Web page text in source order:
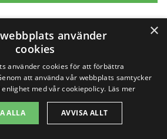
en
för
i andra
×
använder
cookies
använder cookies för att förbättra
att använda vår webbplats samtycker
med vår cookiepolicy. Läs mer
ALLA AVVISA ALLT